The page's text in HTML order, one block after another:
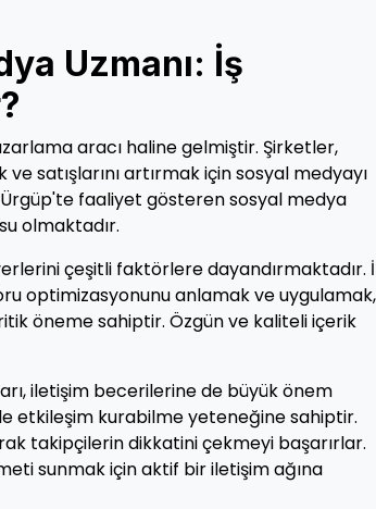
Uzmanı: İş
aracı haline gelmiştir. Şirketler,
satışlarını artırmak için sosyal medyayı
faaliyet gösteren sosyal medya
olmaktadır.
çeşitli faktörlere dayandırmaktadır.
optimizasyonunu anlamak ve uygulamak,
öneme sahiptir. Özgün ve kaliteli içerik
iletişim becerilerine de büyük önem
etkileşim kurabilme yeteneğine sahiptir.
takipçilerin dikkatini çekmeyi başarırlar.
sunmak için aktif bir iletişim ağına